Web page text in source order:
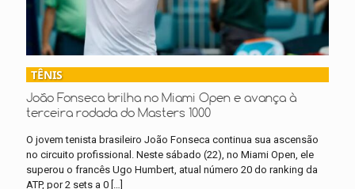
TÊNIS
João Fonseca brilha no Miami Open e avança à
terceira rodada do Masters 1000
O jovem tenista brasileiro João Fonseca continua sua ascensão
no circuito profissional. Neste sábado (22), no Miami Open, ele
superou o francês Ugo Humbert, atual número 20 do ranking da
ATP, por 2 sets a 0 […]